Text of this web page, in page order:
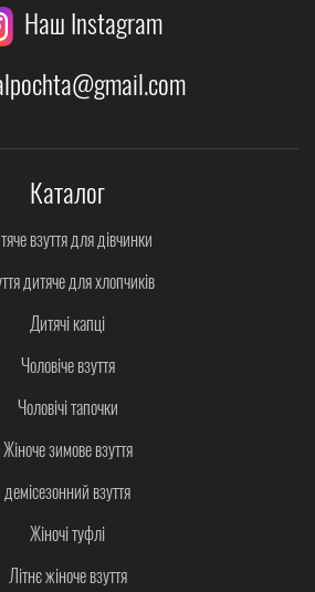
Наш Instagram
Каталог
взуття для дівчинки
дитяче для хлопчиків
Дитячі капці
Чоловіче взуття
Чоловічі тапочки
Жіноче зимове взуття
демісезонний взуття
Жіночі туфлі
Літнє жіноче взуття